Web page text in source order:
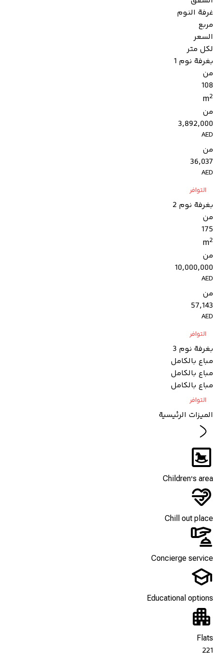
غرفة النوم
مربع
السعر
لكل متر
بغرفة نوم 1
من
108
m2
من
3,892,000
AED
من
36,037
AED
التوافر
بغرفة نوم 2
من
175
m2
من
10,000,000
AED
من
57,143
AED
التوافر
بغرفة نوم 3
مباع بالكامل
مباع بالكامل
مباع بالكامل
التوافر
الميزات الرئيسية
Children's area
Chill out place
Concierge service
Educational options
Flats
221